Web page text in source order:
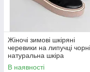
Жіночі зимові шкіряні
черевики на липучці чорні
натуральна шкіра
В наявності